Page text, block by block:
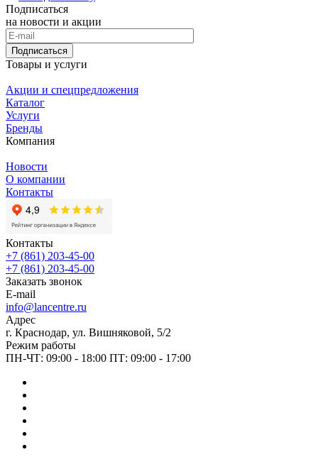
Подписаться
на новости и акции
Подписаться
Товары и услуги
Акции и спецпредложения
Каталог
Услуги
Бренды
Компания
Новости
О компании
Контакты
Контакты
+7 (861) 203-45-00
+7 (861) 203-45-00
Заказать звонок
E-mail
info@lancentre.ru
Адрес
г. Краснодар, ул. Вишняковой, 5/2
Режим работы
ПН-ЧТ: 09:00 - 18:00 ПТ: 09:00 - 17:00